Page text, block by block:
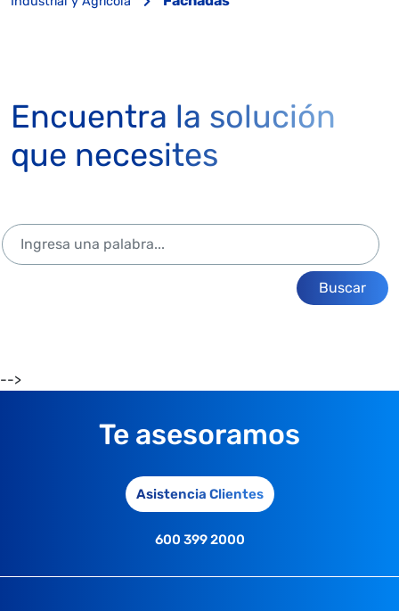
Encuentra la solución
que necesites
Buscar
-->
Te asesoramos
Asistencia Clientes
600 399 2000